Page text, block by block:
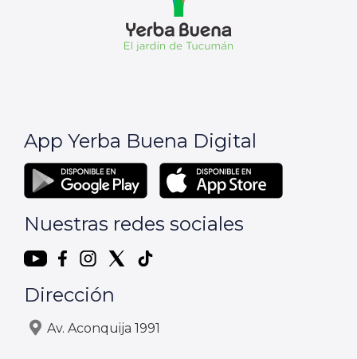
App Yerba Buena Digital
Nuestras redes sociales
Dirección
Av. Aconquija 1991